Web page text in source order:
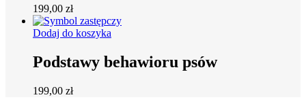
199,00 zł
Dodaj do koszyka
Podstawy behawioru psów
199,00 zł